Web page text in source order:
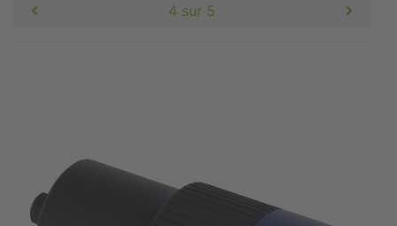
4 sur 5